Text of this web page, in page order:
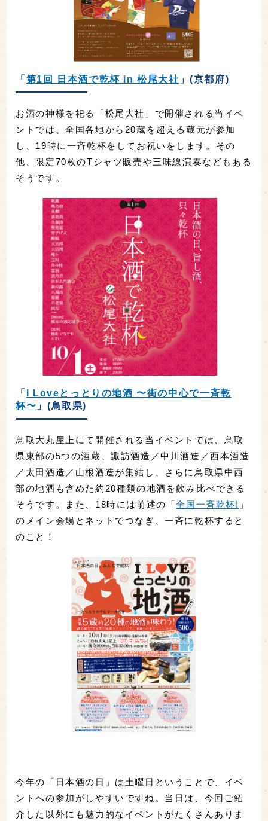
「 第1回 日本酒で乾杯 in 松尾大社 」(京都府)
お酒の神様を祀る「松尾大社」で開催される当イベ
ントでは、全国各地から20蔵を超える蔵元が参加
し、19時に一斉乾杯をしてお祝いをします。その
他、限定70枚のTシャツ販売や三味線演奏などもある
そうです。
「
I Loveとっとりの地酒 〜街の中心で一斉乾
杯〜 」(鳥取県)
鳥取大丸屋上にて開催される当イベントでは、鳥取
県東部の5つの酒蔵、諏訪酒造／中川酒造／西本酒造
／太田酒造／山根酒造が集結し、さらに鳥取県中西
部の地酒も含めた約20種類の地酒を飲み比べできる
そうです。また、18時には前述の「全国一斉乾杯! 」
のメイン会場とネットでつなぎ、一斉に乾杯すると
のこと！
今年の「日本酒の日」は土曜日ということで、イベ
ントへの参加がしやすいですね。当日は、今回ご紹
介した以外にも魅力的なイベントがたくさんありま